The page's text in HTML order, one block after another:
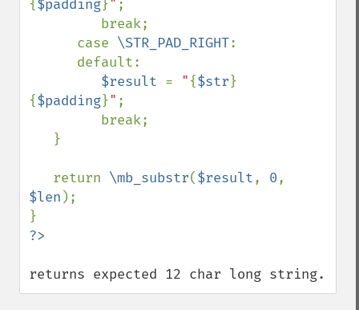
{$padding}" ;
      case
\STR_PAD_RIGHT:
$result = "{$str}
{$padding}" ;
   return
\mb_substr($result, 0
$len );
returns expected 12 char long string.